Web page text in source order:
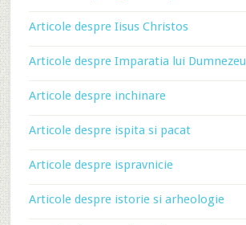
Articole despre Iisus Christos
Articole despre Imparatia lui Dumnezeu
Articole despre inchinare
Articole despre ispita si pacat
Articole despre ispravnicie
Articole despre istorie si arheologie